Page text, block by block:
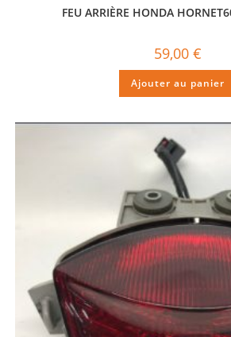
FEU ARRIÈRE HONDA
59,00 €
Ajouter au panier